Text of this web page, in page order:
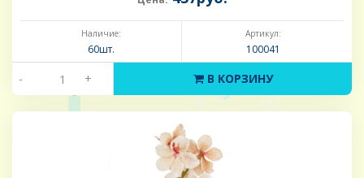
Наличие:
60шт.
Артикул:
100041
- + В КОРЗИНУ